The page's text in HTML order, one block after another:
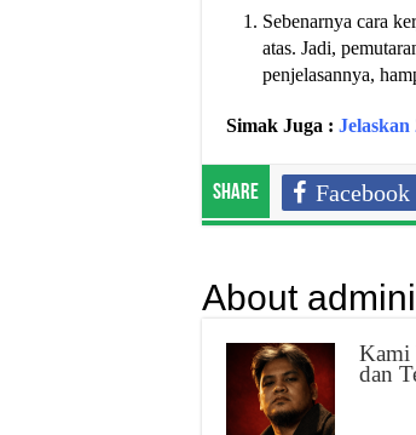
Sebenarnya cara
atas. Jadi,
penjelasannya,
Simak Juga :
Share Facebook
About
Kami
dan